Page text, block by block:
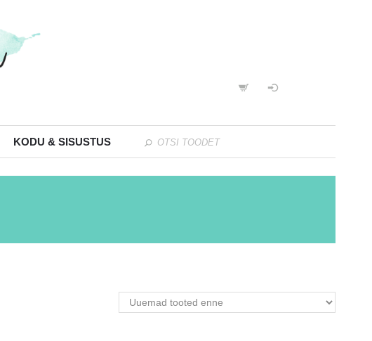
KODU & SISUSTUS